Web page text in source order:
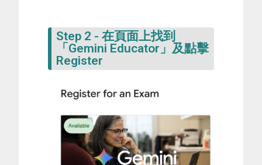
Step 2 - 在頁面上找到
「Gemini Educator」及點擊
Register